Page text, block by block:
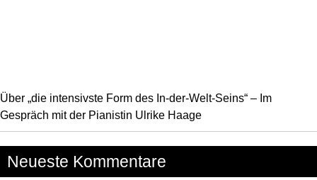
Über „die intensivste Form des In-der-Welt-Seins“ – Im
Gespräch mit der Pianistin Ulrike Haage
Neueste Kommentare